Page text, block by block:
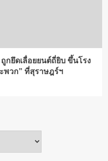
กยึดเลื่อยยนต์ถี่ยิบ ขึ้นโรง
พวก” ที่สุราษฎร์ฯ